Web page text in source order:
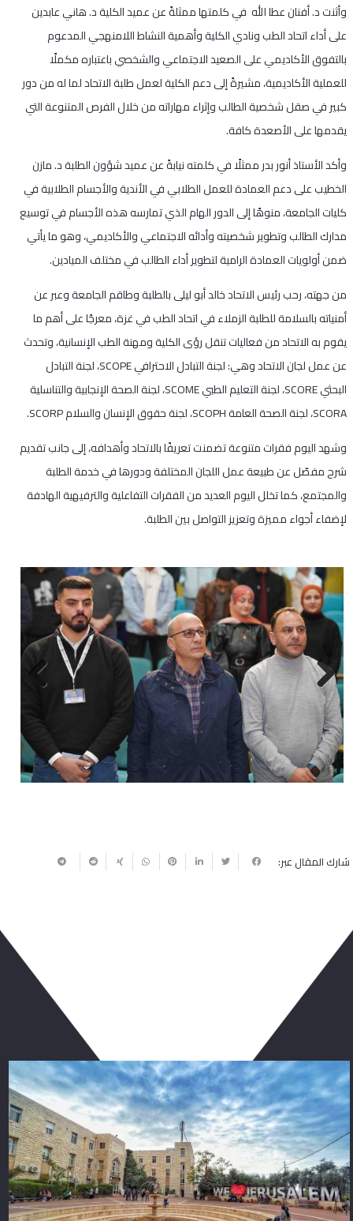
وأثنت د. أفنان عطا الله في كلمتها ممثلةً عن عميد الكلية د. هاني عابدين
على أداء اتحاد الطب ونادي الكلية وأهمية النشاط اللامنهجي المدعوم
بالتفوق الأكاديمي على الصعيد الاجتماعي والشخصي باعتباره مكملًا
للعملية الأكاديمية، مشيرةً إلى دعم الكلية لعمل طلبة الاتحاد لما له من دور
كبير في صقل شخصية الطالب وإثراء مهاراته من خلال الفرص المتنوعة التي
يقدمها على الأصعدة كافة.
وأكد الأستاذ أنور بدر ممثلًا في كلمته نيابةً عن عميد شؤون الطلبة د. مازن
الخطيب على دعم العمادة للعمل الطلابي في الأندية والأجسام الطلابية في
كليات الجامعة، منوهًا إلى الدور الهام الذي تمارسه هذه الأجسام في توسيع
مدارك الطالب وتطوير شخصيته وأدائه الاجتماعي والأكاديمي، وهو ما يأتي
ضمن أولويات العمادة الرامية لتطوير أداء الطالب في مختلف الميادين.
من جهته، رحب رئيس الاتحاد خالد أبو ليلى بالطلبة وطاقم الجامعة وعبر عن
أمنياته بالسلامة للطلبة الزملاء في اتحاد الطب في غزة، معرجًا على أهم ما
يقوم به الاتحاد من فعاليات تنقل رؤى الكلية ومهنة الطب الإنسانية، وتحدث
عن عمل لجان الاتحاد وهي: لجنة التبادل الاحترافي SCOPE، لجنة التبادل
البحثي SCORE، لجنة التعليم الطبي SCOME، لجنة الصحة الإنجابية والتناسلية
SCORA، لجنة الصحة العامة SCOPH، لجنة حقوق الإنسان والسلام SCORP.
وشهد اليوم فقرات متنوعة تضمنت تعريفًا بالاتحاد وأهدافه، إلى جانب تقديم
شرح مفصّل عن طبيعة عمل اللجان المختلفة ودورها في خدمة الطلبة
والمجتمع، كما تخلل اليوم العديد من الفقرات التفاعلية والترفيهية الهادفة
لإضفاء أجواء مميزة وتعزيز التواصل بين الطلبة.
Previous
شارك المقال عبر: